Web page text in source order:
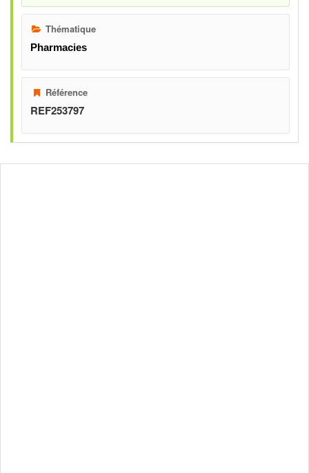
Thématique
Pharmacies
Référence
REF253797